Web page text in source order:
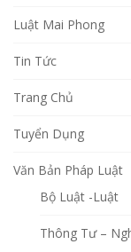
Luật Mai Phong
Tin Tức
Trang Chủ
Tuyển Dụng
Văn Bản Pháp Luật
Bộ Luật -Luật
Thông Tư –